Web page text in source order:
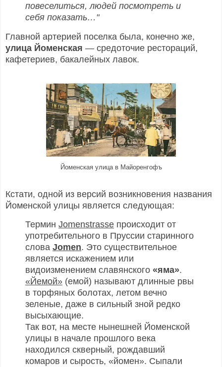
повеселиться, людей посмотреть и
себя показать…"
Главной артерией поселка была, конечно же,
улица Йоменская — средоточие рестораций,
кафетериев, бакалейных лавок.
Йоменская улица в Майоренгофъ
Кстати, одной из версий возникновения названия
Йоменской улицы является следующая:
Термин Jomenstrasse происходит от
употребительного в Пруссии старинного
слова Jomen. Это существительное
является искажением или
видоизменением славянского «яма».
«Йемой» (емой) называют длинные рвы
в торфяных болотах, летом вечно
зеленые, даже в сильный зной редко
высыхающие.
Так вот, на месте нынешней Йоменской
улицы в начале прошлого века
находился скверный, рождавший
комаров и сырость, «йомен». Сыпали